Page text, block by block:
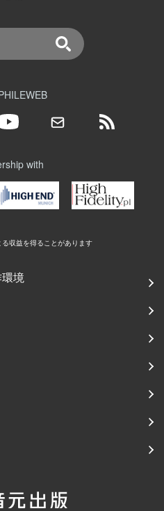
with
収益を得ることがあります
境